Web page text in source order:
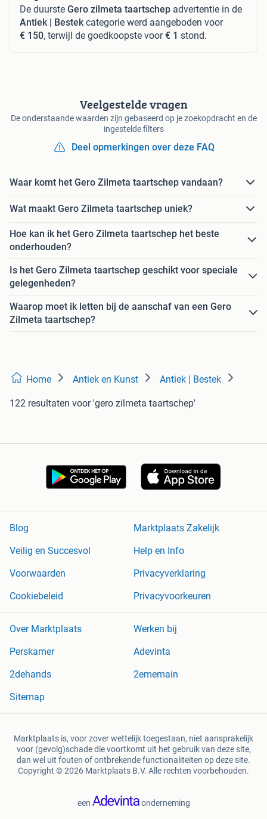
De duurste Gero zilmeta taartschep advertentie in de
Antiek | Bestek categorie werd aangeboden voor
€ 150, terwijl de goedkoopste voor€ 1 stond.
Veelgestelde vragen
De onderstaande waarden zijn gebaseerd op je zoekopdracht en de
ingestelde filters
Deel opmerkingen over deze FAQ
Waar komt het Gero Zilmeta taartschep vandaan?
Wat maakt Gero Zilmeta taartschep uniek?
Hoe kan ik het Gero Zilmeta taartschep het beste
onderhouden?
Is het Gero Zilmeta taartschep geschikt voor speciale
gelegenheden?
Waarop moet ik letten bij de aanschaf van een Gero
Zilmeta taartschep?
Home Antiek en Kunst Antiek | Bestek
122 resultaten voor 'gero zilmeta taartschep'
Blog
Marktplaats Zakelijk
Veilig en Succesvol
Help en Info
Voorwaarden
Privacyverklaring
Cookiebeleid
Privacyvoorkeuren
Over Marktplaats
Werken bij
Perskamer
Adevinta
2dehands
2ememain
Sitemap
Marktplaats is, voor zover wettelijk toegestaan, niet aansprakelijk
voor (gevolg)schade die voortkomt uit het gebruik van deze site,
dan wel uit fouten of ontbrekende functionaliteiten op deze site.
Copyright © 2026 Marktplaats B.V. Alle rechten voorbehouden.
een onderneming